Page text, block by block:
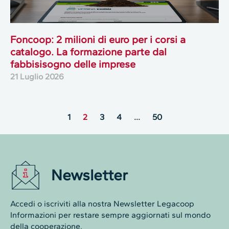
Foncoop: 2 milioni di euro per i corsi a
catalogo. La formazione parte dal
fabbisisogno delle imprese
21 Luglio 2026
1 2 3 4 … 50
Newsletter
Accedi o iscriviti alla nostra Newsletter Legacoop
Informazioni per restare sempre aggiornati sul mondo
della cooperazione.